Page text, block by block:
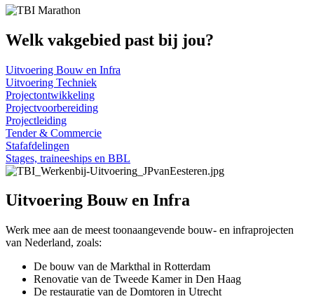
Welk vakgebied past bij jou?
Uitvoering Bouw en Infra
Uitvoering Techniek
Projectontwikkeling
Projectvoorbereiding
Projectleiding
Tender & Commercie
Stafafdelingen
Stages, traineeships en BBL
Uitvoering Bouw en Infra
Werk mee aan de meest toonaangevende bouw- en infraprojecten
van Nederland, zoals:
De bouw van de Markthal in Rotterdam
Renovatie van de Tweede Kamer in Den Haag
De restauratie van de Domtoren in Utrecht